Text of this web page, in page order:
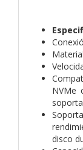
NVMe
disco